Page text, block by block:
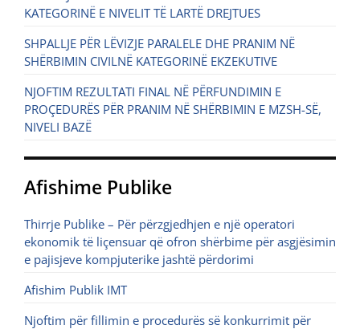
KATEGORINË E NIVELIT TË LARTË DREJTUES
SHPALLJE PËR LËVIZJE PARALELE DHE PRANIM NË
SHËRBIMIN CIVILNË KATEGORINË EKZEKUTIVE
NJOFTIM REZULTATI FINAL NË PËRFUNDIMIN E
PROÇEDURËS PËR PRANIM NË SHËRBIMIN E MZSH-SË,
NIVELI BAZË
Afishime Publike
Thirrje Publike – Për përzgjedhjen e një operatori
ekonomik të liçensuar që ofron shërbime për asgjësimin
e pajisjeve kompjuterike jashtë përdorimi
Afishim Publik IMT
Njoftim për fillimin e procedurës së konkurrimit për